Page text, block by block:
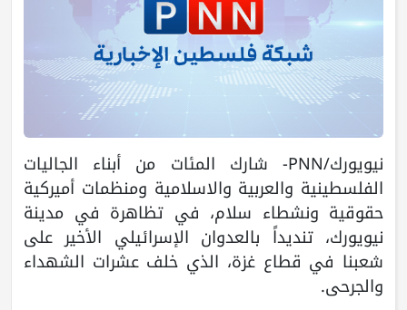
نيويورك/PNN- شارك المئات من أبناء الجاليات
الفلسطينية والعربية والاسلامية ومنظمات أميركية
حقوقية ونشطاء سلام، في تظاهرة في مدينة
نيويورك، تنديداً بالعدوان الإسرائيلي الأخير على
شعبنا في قطاع غزة، الذي خلف عشرات الشهداء
والجرحى.